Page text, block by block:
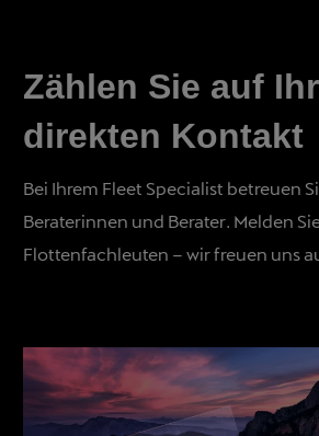
Zählen Sie auf
direkten Kontakt
Bei Ihrem Fleet Specialist betreuen
Beraterinnen und Berater. Melden
Flottenfachleuten – wir freuen uns